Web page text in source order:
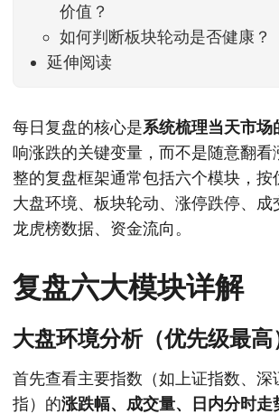
价值？
如何判断板块轮动是否健康？
延伸阅读
每日复盘的核心是系统梳理当天市场
响涨跌的关键变量，而不是随意翻看
整的复盘框架通常包括六个模块，按
大盘环境、板块轮动、涨停跌停、成
龙虎榜数据、资金流向。
复盘六大模块详解
大盘环境分析（优先级最高
首先查看主要指数（如上证指数、深
指）的涨跌幅、成交量、日内分时走